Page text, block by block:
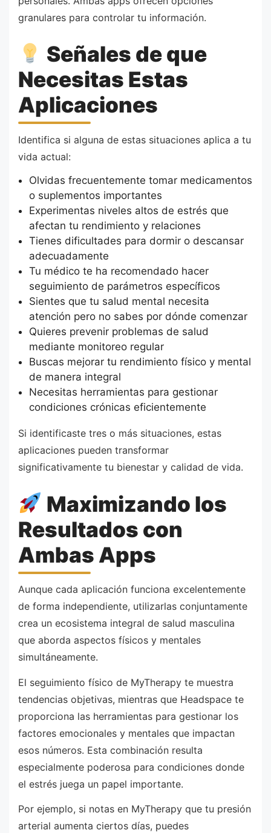
granulares para controlar tu información.
Señales de que
Necesitas Estas
Aplicaciones
Identifica si alguna de estas situaciones aplica a tu
vida actual:
Olvidas frecuentemente tomar medicamentos
o suplementos importantes
Experimentas niveles altos de estrés que
afectan tu rendimiento y relaciones
Tienes dificultades para dormir o descansar
adecuadamente
Tu médico te ha recomendado hacer
seguimiento de parámetros específicos
Sientes que tu salud mental necesita
atención pero no sabes por dónde comenzar
Quieres prevenir problemas de salud
mediante monitoreo regular
Buscas mejorar tu rendimiento físico y mental
de manera integral
Necesitas herramientas para gestionar
condiciones crónicas eficientemente
Si identificaste tres o más situaciones, estas
aplicaciones pueden transformar
significativamente tu bienestar y calidad de vida.
Maximizando los
Resultados con
Ambas Apps
Aunque cada aplicación funciona excelentemente
de forma independiente, utilizarlas conjuntamente
crea un ecosistema integral de salud masculina
que aborda aspectos físicos y mentales
simultáneamente.
El seguimiento físico de MyTherapy te muestra
tendencias objetivas, mientras que Headspace te
proporciona las herramientas para gestionar los
factores emocionales y mentales que impactan
esos números. Esta combinación resulta
especialmente poderosa para condiciones donde
el estrés juega un papel importante.
Por ejemplo, si notas en MyTherapy que tu presión
arterial aumenta ciertos días, puedes